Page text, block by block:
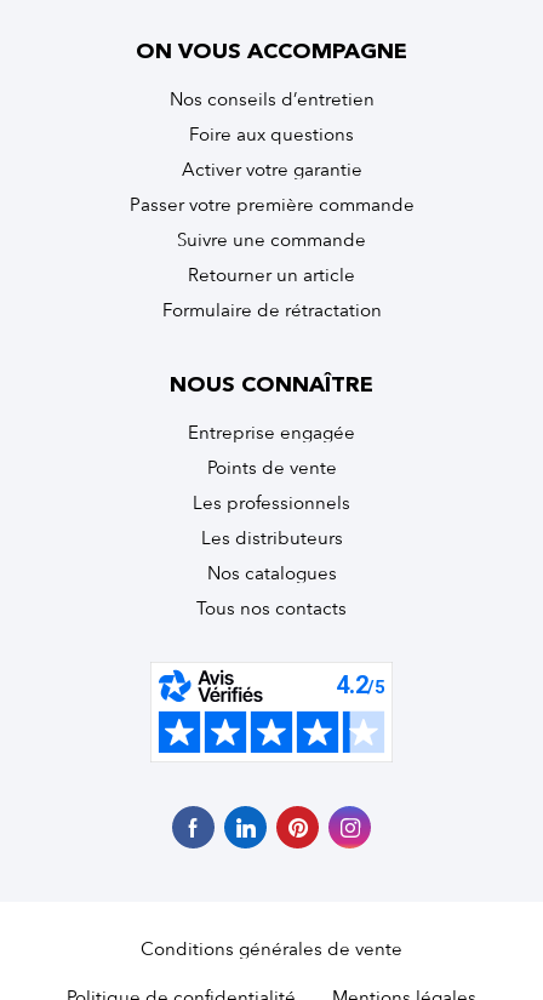
ON VOUS ACCOMPAGNE
Nos conseils d’entretien
Foire aux questions
Activer votre garantie
Passer votre première commande
Suivre une commande
Retourner un article
Formulaire de rétractation
NOUS CONNAÎTRE
Entreprise engagée
Points de vente
Les professionnels
Les distributeurs
Nos catalogues
Tous nos contacts
Conditions générales de vente